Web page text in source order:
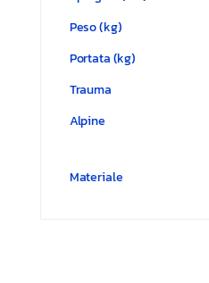
Peso (kg)
Portata (kg)
Trauma
Alpine
Materiale